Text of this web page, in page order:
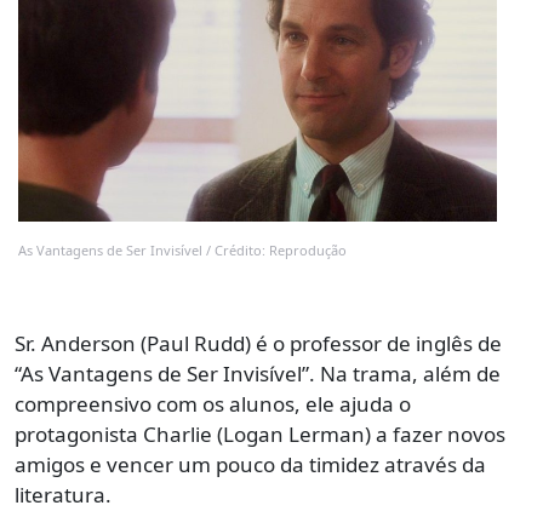
As Vantagens de Ser Invisível / Crédito: Reprodução
Sr. Anderson (Paul Rudd) é o professor de inglês de
“As Vantagens de Ser Invisível”. Na trama, além de
compreensivo com os alunos, ele ajuda o
protagonista Charlie (Logan Lerman) a fazer novos
amigos e vencer um pouco da timidez através da
literatura.